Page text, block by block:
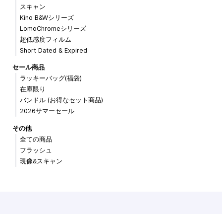
スキャン
Kino B&Wシリーズ
LomoChromeシリーズ
超低感度フィルム
Short Dated & Expired
セール商品
ラッキーバッグ(福袋)
在庫限り
バンドル (お得なセット商品)
2026サマーセール
その他
全ての商品
フラッシュ
現像&スキャン